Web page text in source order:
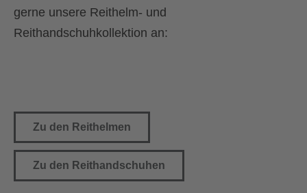
gerne unsere Reithelm- und
Reithandschuhkollektion an:
Zu den Reithelmen
Zu den Reithandschuhen